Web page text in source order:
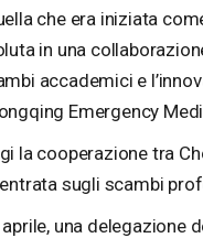
che era iniziata
in una
accademici e
Emergency
la cooperazione tra
sugli scambi
una delegazione